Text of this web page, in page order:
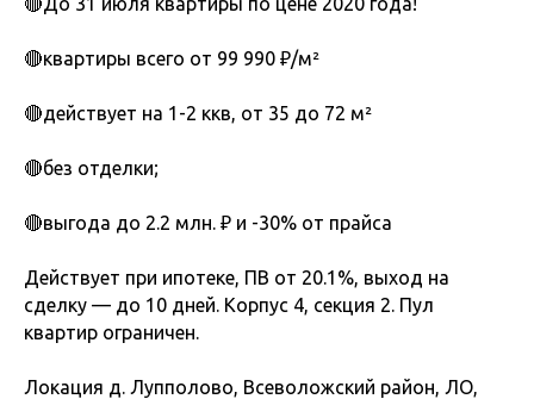
🔴квартиры всего от 99 990 ₽/м²
🔴действует на 1-2 ккв, от 35 до 72 м²
🔴без отделки;
🔴выгода до 2.2 млн. ₽ и -30% от прайса
Действует при ипотеке, ПВ от 20.1%, выход на
сделку — до 10 дней. Корпус 4, секция 2. Пул
квартир ограничен.
Локация д. Лупполово, Всеволожский район, ЛО,